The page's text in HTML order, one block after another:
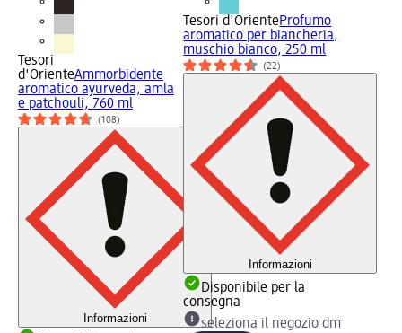
Tesori
d'OrienteAmmorbidente
aromatico ayurveda, amla
e patchouli, 760 ml
(108)
Informazioni
Tesori d'OrienteProfumo
aromatico per biancheria,
muschio bianco, 250 ml
(22)
Informazioni
Disponibile per la
consegna
seleziona il negozio dm